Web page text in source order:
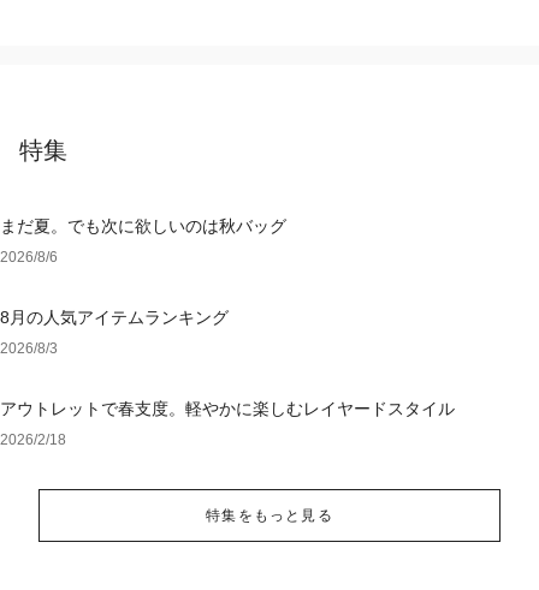
特集
まだ夏。でも次に欲しいのは秋バッグ
2026/8/6
8月の人気アイテムランキング
2026/8/3
アウトレットで春支度。軽やかに楽しむレイヤードスタイル
2026/2/18
特集をもっと見る